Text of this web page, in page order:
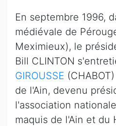
En septembre 1996,
médiévale de
Meximieux), le
Bill CLINTON
GIROUSSE
de l'Ain, devenu
l'association
maquis de l'Ain et du